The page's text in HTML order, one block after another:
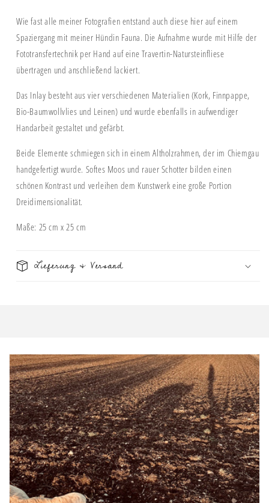
Wie fast alle meiner Fotografien entstand auch diese hier auf einem
Spaziergang mit meiner Hündin Fauna. Die Aufnahme wurde mit Hilfe der
Fototransfertechnik per Hand auf eine Travertin-Natursteinfliese
übertragen und anschließend lackiert.
Das Inlay besteht aus vier verschiedenen Materialien (Kork, Finnpappe,
Bio-Baumwollvlies und Leinen) und wurde ebenfalls in aufwendiger
Handarbeit gestaltet und gefärbt.
Beide Elemente schmiegen sich in einem Altholzrahmen, der im Chiemgau
handgefertigt wurde. Softes Moos und rauer Schotter bilden einen
schönen Kontrast und verleihen dem Kunstwerk eine große Portion
Dreidimensionalität.
Maße: 25 cm x 25 cm
Lieferung & Versand